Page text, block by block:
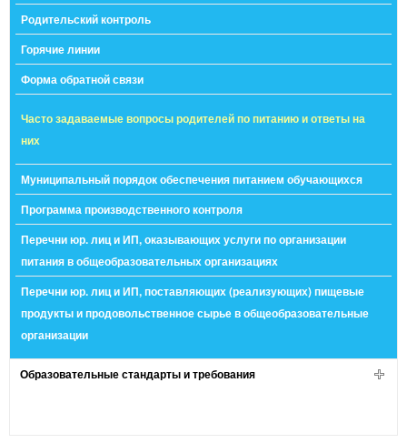
Родительский контроль
Горячие линии
Форма обратной связи
Часто задаваемые вопросы родителей по питанию и ответы на
них
Муниципальный порядок обеспечения питанием обучающихся
Программа производственного контроля
Перечни юр. лиц и ИП, оказывающих услуги по организации
питания в общеобразовательных организациях
Перечни юр. лиц и ИП, поставляющих (реализующих) пищевые
продукты и продовольственное сырье в общеобразовательные
организации
Образовательные стандарты и требования